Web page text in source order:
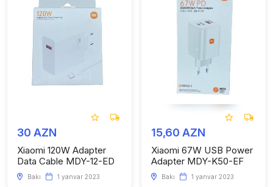
30 AZN
Xiaomi 120W Adapter
Data Cable MDY-12-ED
Bakı 1 yanvar 2023
15,60 AZN
Xiaomi 67W USB Power
Adapter MDY-K50-EF
Bakı 1 yanvar 2023